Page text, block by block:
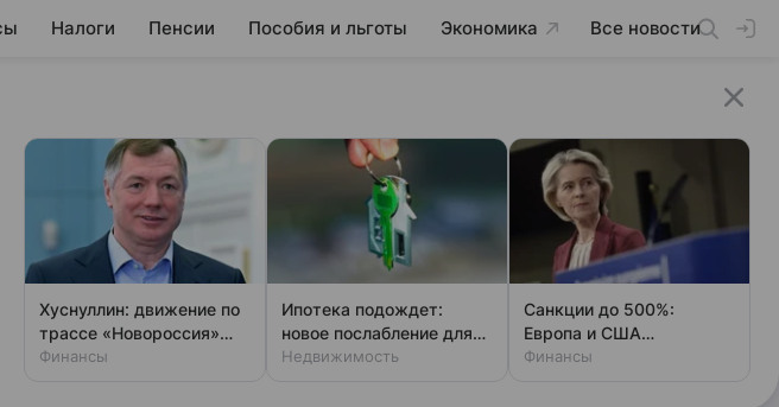
Налоги Пенсии Пособия и льготы Экономика Все новости
высокие
Хуснуллин: движение по
трассе «Новороссия»
восстановлено
Финансы
Ипотека подождет:
новое послабление для
родителей
Недвижимость
Санкции до 500%:
Европа и США
объединяются против
Финансы